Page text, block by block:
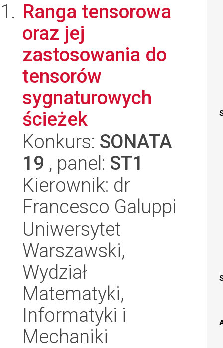
Ranga tensorowa
oraz jej
zastosowania do
tensorów
sygnaturowych
ścieżek
Konkurs: SONATA
19 , panel: ST1
Kierownik: dr
Francesco Galuppi
Uniwersytet
Warszawski,
Wydział
Matematyki,
Informatyki i
Mechaniki